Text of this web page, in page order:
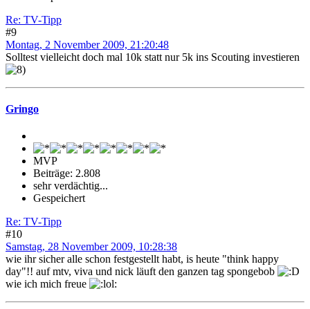
Re: TV-Tipp
#9
Montag, 2 November 2009, 21:20:48
Solltest vielleicht doch mal 10k statt nur 5k ins Scouting investieren
Gringo
MVP
Beiträge: 2.808
sehr verdächtig...
Gespeichert
Re: TV-Tipp
#10
Samstag, 28 November 2009, 10:28:38
wie ihr sicher alle schon festgestellt habt, is heute "think happy
day"!! auf mtv, viva und nick läuft den ganzen tag spongebob
wie ich mich freue